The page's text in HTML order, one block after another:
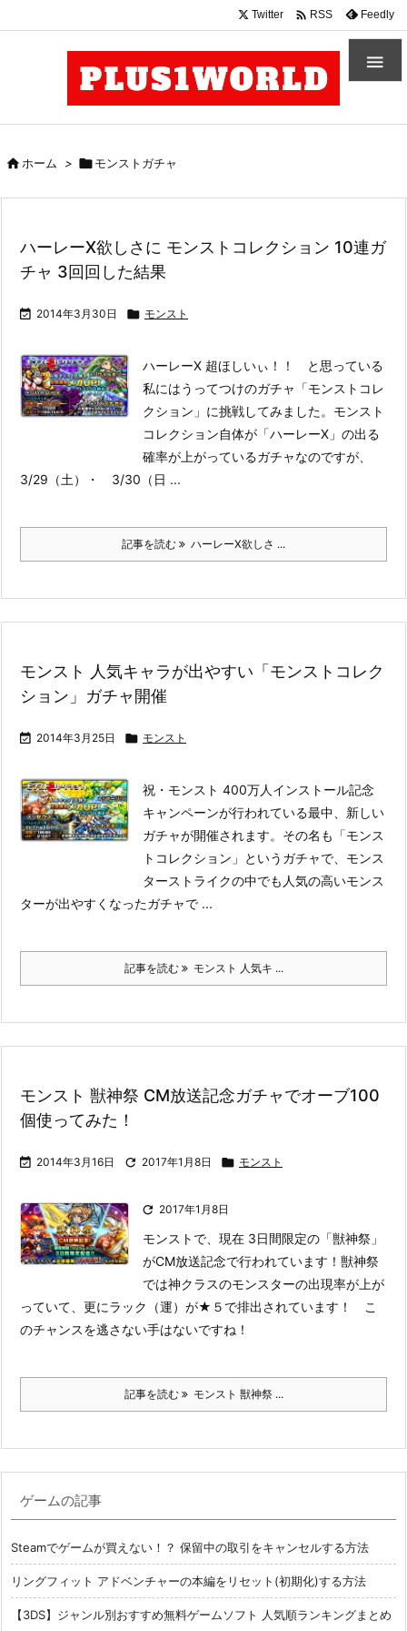

Twitter  RSS Feedly
ホーム > モンストガチャ
ハーレーX欲しさに モンストコレクション 10連ガ
チャ 3回回した結果
 2014年3月30日  モンスト
ハーレーX 超ほしいぃ！！ と思っている
私にはうってつけのガチャ「モンストコレ
クション」に挑戦してみました。 モンスト
コレクション自体が「ハーレーX」の出る
確率が上がっているガチャなのですが、
3/29（土）・ 3/30（日 ...
記事を読む ハーレーX欲しさ ...
モンスト 人気キャラが出やすい「モンストコレク
ション」ガチャ開催
 2014年3月25日  モンスト
祝・モンスト 400万人インストール記念
キャンペーンが行われている最中、新しい
ガチャが開催されます。 その名も「モンス
トコレクション」というガチャで、モンス
ターストライクの中でも人気の高いモンス
ターが出やすくなったガチャで ...
記事を読む モンスト 人気キ ...
モンスト 獣神祭 CM放送記念ガチャでオーブ100
個使ってみた！
 2014年3月16日  2017年1月8日  モンスト
 2017年1月8日
モンストで、現在 3日間限定の「獣神祭」
がCM放送記念で行われています！獣神祭
では神クラスのモンスターの出現率が上が
っていて、更にラック（運）が★５で排出されています！ こ
のチャンスを逃さない手はないですね！
記事を読む モンスト 獣神祭 ...
ゲームの記事
Steamでゲームが買えない！？ 保留中の取引をキャンセルする方法
リングフィット アドベンチャーの本編をリセット(初期化)する方法
【3DS】ジャンル別おすすめ無料ゲームソフト 人気順ランキングまとめ